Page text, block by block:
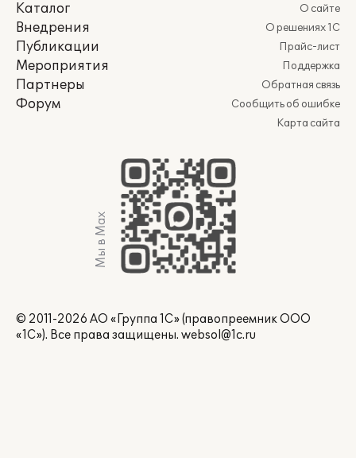
Каталог
Внедрения
Публикации
Мероприятия
Партнеры
Форум
О сайте
О решениях 1С
Прайс-лист
Поддержка
Обратная связь
Сообщить об ошибке
Карта сайта
Мы в Max
© 2011-2026 АО «Группа 1С» (правопреемник ООО
«1С»). Все права защищены. websol@1c.ru